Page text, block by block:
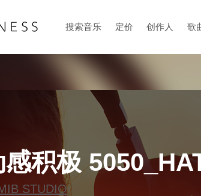
搜索音乐 定价 创作人 歌
感积极
STUDIO